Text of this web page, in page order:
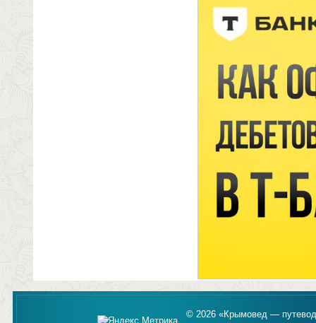
© 2026 «Крымовед —